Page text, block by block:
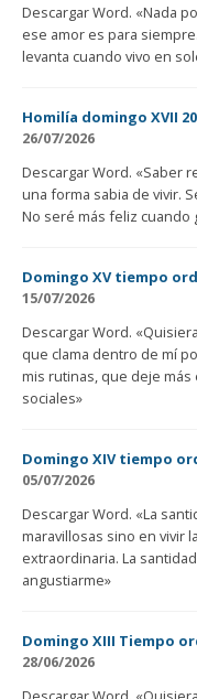
Descargar Word. «Nada
ese amor es para
levanta cuando vivo en
Homilía domingo XVII
26/07/2026
Descargar Word. «Saber
una forma sabia de vivir.
No seré más feliz cuando
Domingo XV tiempo
15/07/2026
Descargar Word.
que clama dentro de mí
mis rutinas, que deje
sociales»
Domingo XIV tiempo
05/07/2026
Descargar Word. «La
maravillosas sino en vivir
extraordinaria. La
angustiarme»
Domingo XIII Tiempo
28/06/2026